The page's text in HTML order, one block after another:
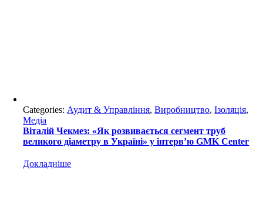
Categories: Аудит & Управління,Виробництво,Ізоляція,
Медіа
Віталій Чекмез: «Як розвивається сегмент труб
великого діаметру в Україні» у інтерв’ю GMK Center
Докладніше